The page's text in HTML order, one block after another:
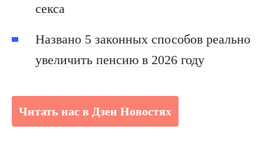
секса
Названо 5 законных способов реально
увеличить пенсию в 2026 году
Читать нас в Дзен Новостях